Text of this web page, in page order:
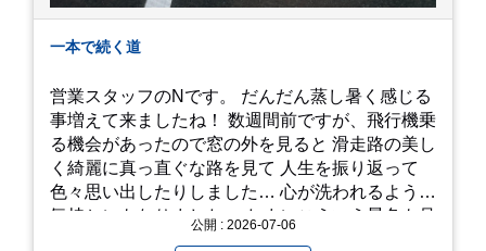
一本で続く道
営業スタッフのNです。 だんだん蒸し暑く感じる
事増えて来ましたね！ 数週間前ですが、飛行機乗
る機会があったので窓の外を見ると 滑走路の美し
く綺麗に真っ直ぐな路を見て 人生を振り返って
色々思い出したりしました… 心が洗われるような
気持ちにもなりました。 たまにこういう景色も見公開 : 2026-07-06